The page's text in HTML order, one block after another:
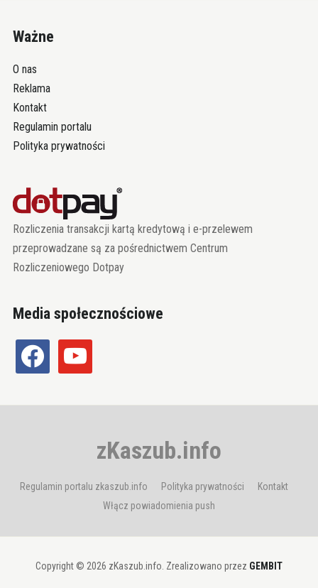
Ważne
O nas
Reklama
Kontakt
Regulamin portalu
Polityka prywatności
Rozliczenia transakcji kartą kredytową i e-przelewem
przeprowadzane są za pośrednictwem Centrum
Rozliczeniowego Dotpay
Media społecznościowe
facebook youtube
zKaszub.info
Regulamin portalu zkaszub.info Polityka prywatności
Kontakt
Włącz powiadomienia push
Copyright © 2026 zKaszub.info. Zrealizowano przez GEMBIT